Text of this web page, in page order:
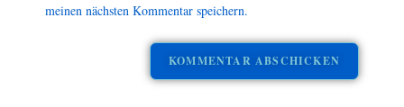
meinen nächsten Kommentar speichern.